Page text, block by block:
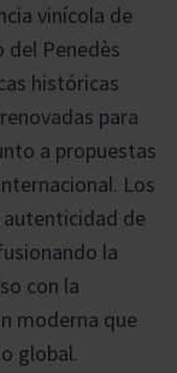
vinícola de
del Penedès
históricas
para
a propuestas
Los
autenticidad de
la
con la
moderna que
global.